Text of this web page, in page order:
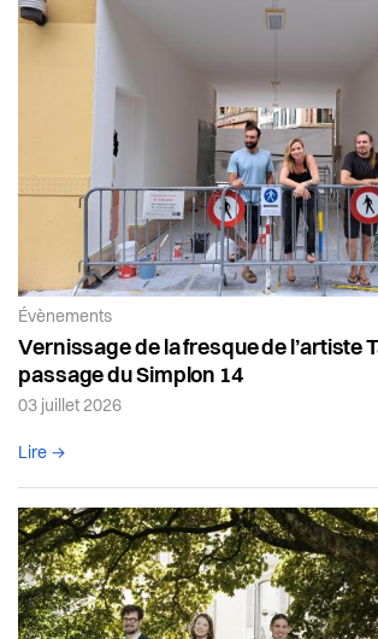
Article de la catégorie:
Évènements
Vernissage de la fresque de l’artiste
passage du Simplon 14
03 juillet 2026
Lire →